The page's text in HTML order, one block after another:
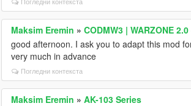
Maksim Eremin »CODMW3 | WARZONE
good afternoon. I ask you to adapt this mod
very much in advance
Погледни контекста
Maksim Eremin »AK-103 Series